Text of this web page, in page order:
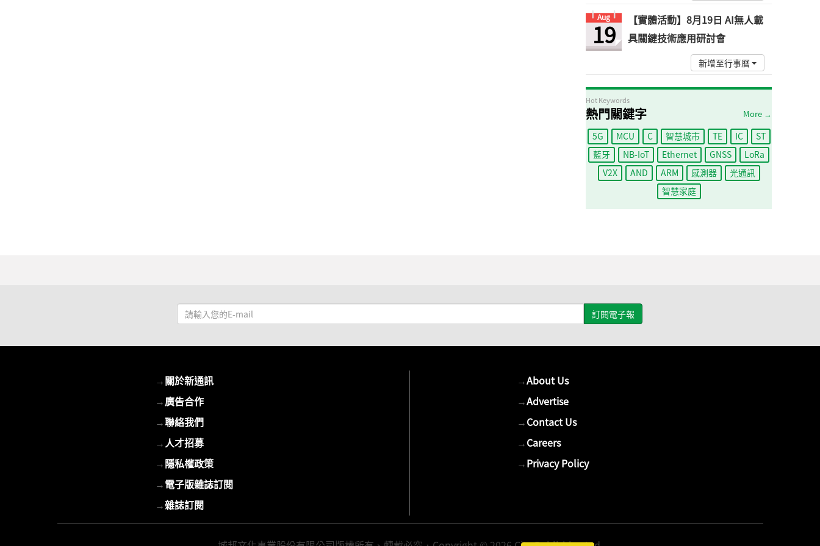
Aug
19
【實體活動】8月19日 AI無人載
具關鍵技術應用研討會
新增至行事曆
Hot Keywords
熱門關鍵字 More →
5G MCU C 智慧城市 TE IC
ST
藍牙
NB-IoT Ethernet GNSS
LoRa
V2X
AND ARM 感測器
光通訊
智慧家庭
請
輸
E-
mail
→關於新通訊
→廣告合作
→聯絡我們
→人才招募
→隱私權政策
→電子版雜誌訂閱
→雜誌訂閱
→About Us
→Advertise
→Contact Us
→Careers
→Privacy Policy